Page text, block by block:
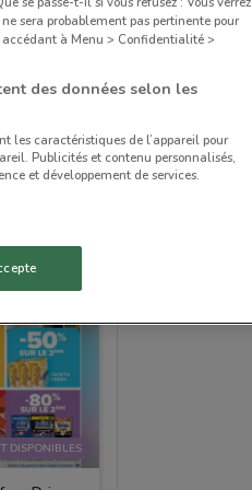
NOUVEAU
Drive
Valable jusqu'au 31/08 2.5 km
DISPONIBLES
sera probablement pas pertinente pour
accédant à Menu > Confidentialité >
des données selon les
les caractéristiques de l’appareil pour
Publicités et contenu personnalisés,
et développement de services.